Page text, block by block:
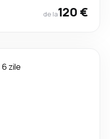
de la120 €
6 zile